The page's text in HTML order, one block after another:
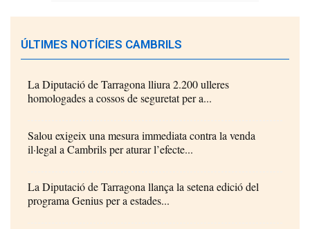
ÚLTIMES NOTÍCIES CAMBRILS
La Diputació de Tarragona lliura 2.200 ulleres
homologades a cossos de seguretat per a...
Salou exigeix una mesura immediata contra la venda
il·legal a Cambrils per aturar l’efecte...
La Diputació de Tarragona llança la setena edició del
programa Genius per a estades...